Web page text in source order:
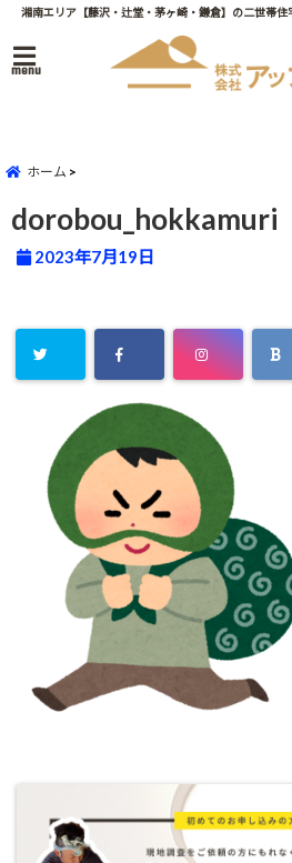
湘南エリア【藤沢・辻堂・茅ヶ崎・鎌倉】の二世帯
menu
ホーム
dorobou_hokkamuri
2023年7月19日